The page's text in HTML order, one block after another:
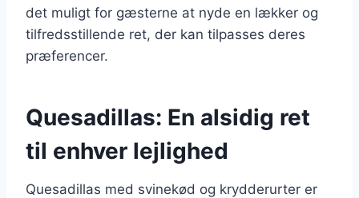
det muligt for gæsterne at nyde en lækker og
tilfredsstillende ret, der kan tilpasses deres
præferencer.
Quesadillas: En alsidig ret
til enhver lejlighed
Quesadillas med svinekød og krydderurter er